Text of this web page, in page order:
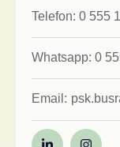
Telefon: 0 555
Whatsapp: 0
Email: